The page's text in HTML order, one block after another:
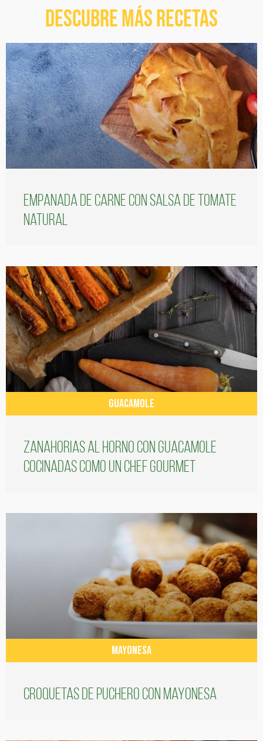
Descubre más recetas
Empanada de carne con salsa de tomate
natural
GUACAMOLE
Zanahorias al horno con guacamole
cocinadas como un chef gourmet
MAYONESA
Croquetas de puchero con Mayonesa